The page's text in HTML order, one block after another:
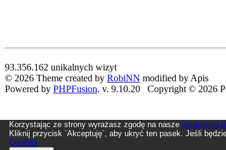
Korzystając ze strony wyrażasz zgodę na nasze ustawienia
Kliknij przycisk `Akceptuję`, aby ukryć ten pasek. Jeśli
Cookies
93.356.162 unikalnych wizyt
© 2026 Theme created by RobiNN modified by Apis
Powered by PHPFusion. v. 9.10.20 Copyright © 2026